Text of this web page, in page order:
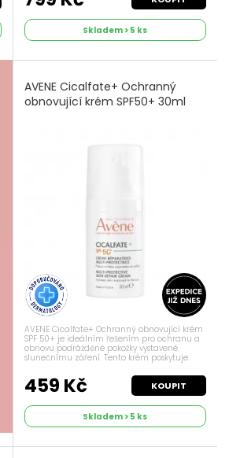
Skladem > 5 ks
AVENE Cicalfate+ Ochranný
obnovující krém SPF50+ 30ml
AVENE Cicalfate+ Ochranný obnovující krém
SPF 50+ je ideálním řešením pro ochranu a
obnovu podrážděné pokožky vystavené
slunečnímu záření. Tento krém poskytuje
modrému světlu HEV, což pomáhá...
459 Kč KOUPIT
Skladem > 5 ks